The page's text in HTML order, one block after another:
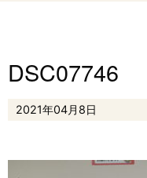
DSC07746
2021年04月8日